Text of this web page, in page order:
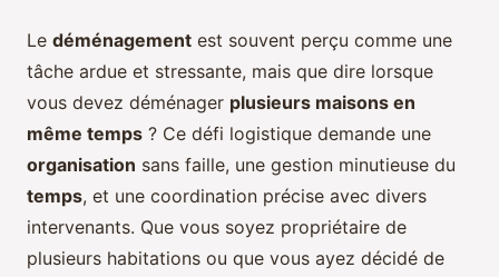
Le déménagement est souvent perçu comme une
tâche ardue et stressante, mais que dire lorsque
vous devez déménager plusieurs maisons en
même temps ? Ce défi logistique demande une
organisation sans faille, une gestion minutieuse du
temps, et une coordination précise avec divers
intervenants. Que vous soyez propriétaire de
plusieurs habitations ou que vous ayez décidé de